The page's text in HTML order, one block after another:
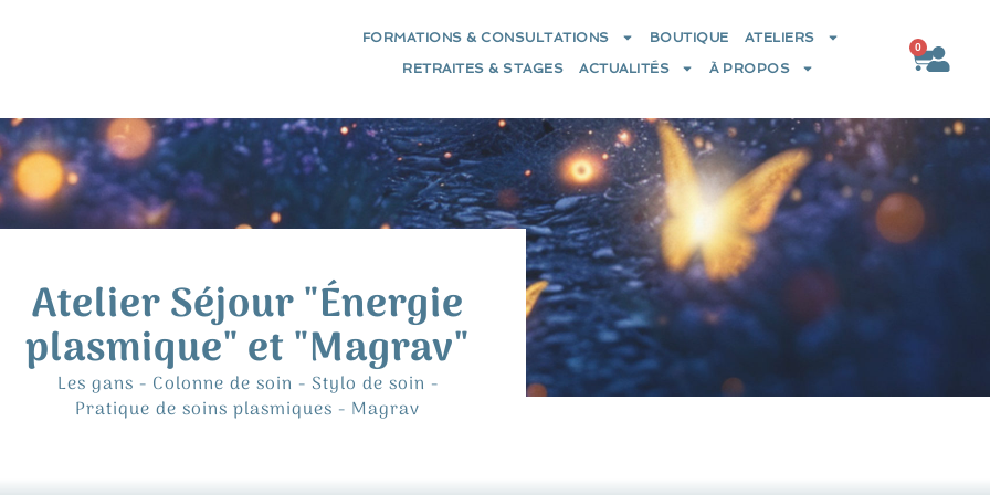
FORMATIONS & CONSULTATIONS BOUTIQUE
ATELIERS
RETRAITES & STAGES
ACTUALITÉS À PROPOS
0
Panier
Atelier Séjour "Énergie
plasmique" et "Magrav"
Les gans - Colonne de soin - Stylo de soin -
Pratique de soins plasmiques - Magrav